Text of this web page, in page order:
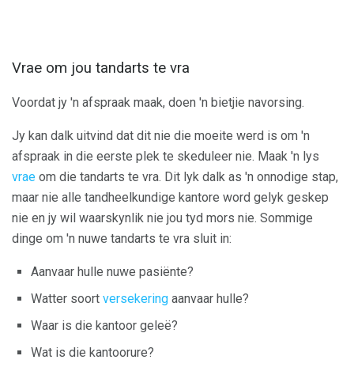
Vrae om jou tandarts te vra
Voordat jy 'n afspraak maak, doen 'n bietjie navorsing.
Jy kan dalk uitvind dat dit nie die moeite werd is om 'n
afspraak in die eerste plek te skeduleer nie. Maak 'n lys
vrae om die tandarts te vra. Dit lyk dalk as 'n onnodige stap,
maar nie alle tandheelkundige kantore word gelyk geskep
nie en jy wil waarskynlik nie jou tyd mors nie. Sommige
dinge om 'n nuwe tandarts te vra sluit in:
Aanvaar hulle nuwe pasiënte?
Watter soort versekering aanvaar hulle?
Waar is die kantoor geleë?
Wat is die kantoorure?